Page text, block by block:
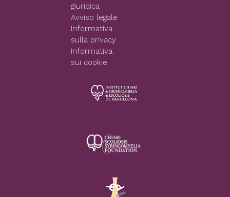
giuridica
Avviso legale
Informativa
sulla privacy
Informativa
sui cookie